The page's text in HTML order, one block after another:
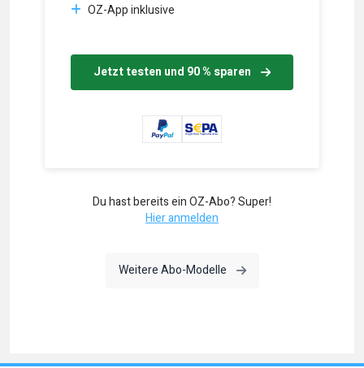
OZ-App inklusive
Jetzt testen und 90 % sparen
Du hast bereits ein OZ-Abo? Super!
Hier anmelden
Weitere Abo-Modelle